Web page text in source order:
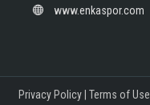
www.enkaspor.com
Privacy Policy| Terms of Use